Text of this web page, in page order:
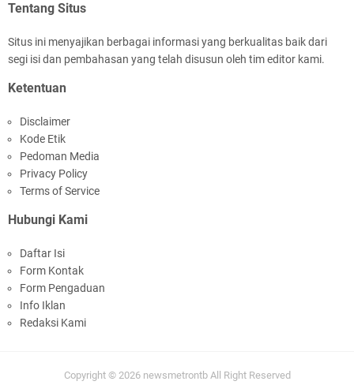
Ke-81 RI dan Kunjungan Kapolri
Tentang Situs
Situs ini menyajikan berbagai informasi yang berkualitas baik dari
segi isi dan pembahasan yang telah disusun oleh tim editor kami.
Ketentuan
Disclaimer
Kode Etik
Pedoman Media
Privacy Policy
Terms of Service
Hubungi Kami
Daftar Isi
Form Kontak
Form Pengaduan
Info Iklan
Redaksi Kami
Copyright © 2026 newsmetrontbAll Right Reserved